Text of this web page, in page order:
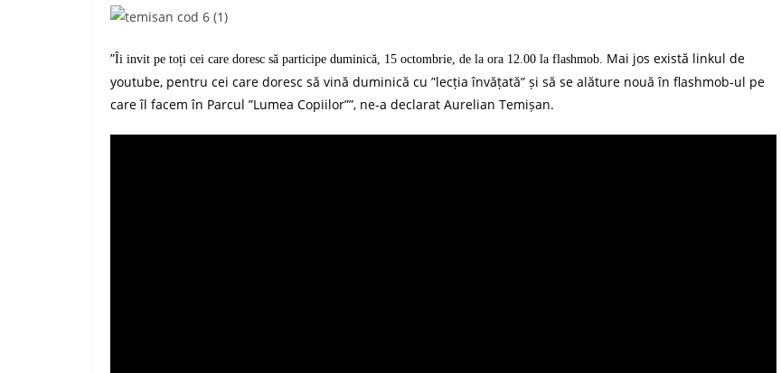
”Îi invit pe toți cei care doresc să participe duminică, 15 octombrie, de la ora 12.00 la flashmob. Mai jos există linkul de
youtube, pentru cei care doresc să vină duminică cu ”lecția învățată” și să se alăture nouă în flashmob-ul pe
care îl facem în Parcul ”Lumea Copiilor””, ne-a declarat Aurelian Temișan.